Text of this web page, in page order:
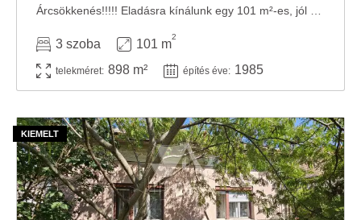
3 szoba 101 m
2
telekméret: 898 m² építés éve: 1985